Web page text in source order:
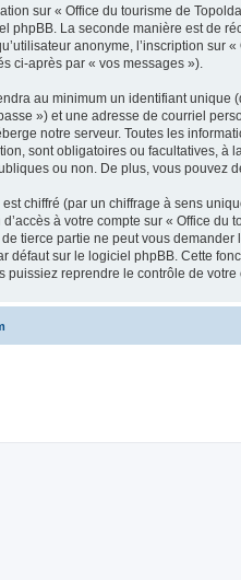
sur « Office du tourisme de
phpBB. La seconde manière est de
anonyme, l’inscription sur
ci-après par « vos messages »).
au minimum un identifiant unique
») et une adresse de courriel
notre serveur. Toutes les
sont obligatoires ou facultatives, à
ou non. De plus, vous pouvez
chiffré (par un chiffrage à sens
à votre compte sur « Office
tierce partie ne peut vous
défaut sur le logiciel phpBB. Cette
puissiez reprendre le contrôle de votre